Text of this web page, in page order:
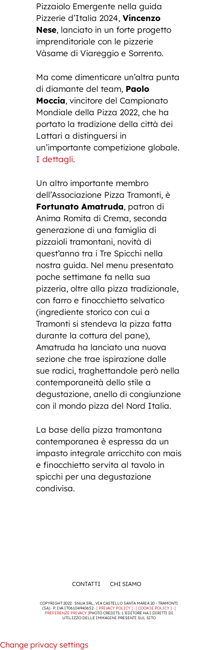
Pizzaiolo Emergente nella guida
Pizzerie d’Italia 2024, Vincenzo
Nese, lanciato in un forte progetto
imprenditoriale con le pizzerie
Vàsame di Viareggio e Sorrento.
Ma come dimenticare un’altra punta
di diamante del team, Paolo
Moccia, vincitore del Campionato
Mondiale della Pizza 2022, che ha
portato la tradizione della città dei
Lattari a distinguersi in
un’importante competizione globale.
I dettagli.
Un altro importante membro
dell’Associazione Pizza Tramonti, è
Fortunato Amatruda, patron di
Anima Romita di Crema, seconda
generazione di una famiglia di
pizzaioli tramontani, novità di
quest’anno tra i Tre Spicchi nella
nostra guida. Nel menu presentato
poche settimane fa nella sua
pizzeria, oltre alla pizza tradizionale,
con farro e finocchietto selvatico
(ingrediente storico con cui a
Tramonti si stendeva la pizza fatta
durante la cottura del pane),
Amatruda ha lanciato una nuova
sezione che trae ispirazione dalle
sue radici, traghettandole però nella
contemporaneità dello stile a
degustazione, anello di congiunzione
con il mondo pizza del Nord Italia.
La base della pizza tramontana
contemporanea è espressa da un
impasto integrale arricchito con mais
e finocchietto servita al tavolo in
spicchi per una degustazione
condivisa.
CONTATTI CHI SIAMO
COPYRIGHT 2022 · SNUA SRL, VIA CASTELLO SANTA MARIA 20 - TRAMONTI
(SA) · P. IVA IT06104940652 · [ PRIVACY POLICY ]· [ COOKIE POLICY ]· [
PREFERENZE PRIVACY ]PHOTO CREDITS: L'EDITORE HA I DIRITTI DI
UTILIZZO DELLE IMMAGINI PRESENTI SUL SITO
Change privacy settings